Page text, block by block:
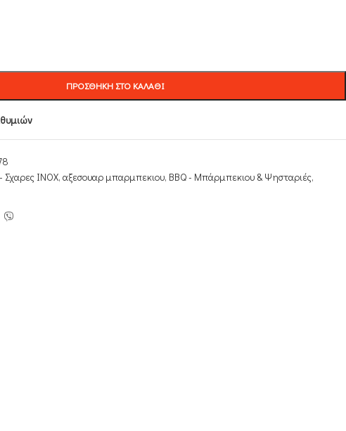
ΠΡΟΣΘΉΚΗ ΣΤΟ ΚΑΛΆΘΙ
Σχαρες INOX, αξεσουαρ μπαρμπεκιου, ΒΒQ - Μπάρμπεκιου & Ψησταριές,